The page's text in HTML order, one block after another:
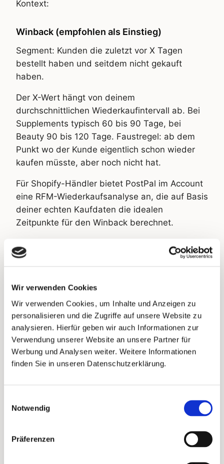
Wir verwenden Cookies
Wir verwenden Cookies, um Inhalte und Anzeigen zu
personalisieren und die Zugriffe auf unsere Website zu
analysieren. Hierfür geben wir auch Informationen zur
Verwendung unserer Website an unsere Partner für
Werbung und Analysen weiter. Weitere Informationen
finden Sie in unseren Datenschutzerklärung.
Notwendig
Präferenzen
Kontext:
Winback (empfohlen als Einstieg)
Segment: Kunden die zuletzt vor X Tagen
bestellt haben und seitdem nicht gekauft
haben.
Der X-Wert hängt von deinem
durchschnittlichen Wiederkaufintervall ab. Bei
Supplements typisch 60 bis 90 Tage, bei
Beauty 90 bis 120 Tage. Faustregel: ab dem
Punkt wo der Kunde eigentlich schon wieder
kaufen müsste, aber noch nicht hat.
Für Shopify-Händler bietet PostPal im Account
eine RFM-Wiederkaufsanalyse an, die auf Basis
deiner echten Kaufdaten die idealen
Zeitpunkte für den Winback berechnet.
Zweitkäufer-Push (2nd Order Push)
Erstbestellung ohne Zweitkauf.
Der Moment wo der erste Eindruck noch frisch
ist, aber der natürliche Wiederkaufimpuls noch
nicht eingetreten ist. Ideal für
Produktempfehlungen basierend auf dem
Erstkauf.
Segment: High-CLV-Kunden kurz nach dem x-
ten Kauf.
Eine der wirkungsvollsten Automationen, die
am häufigsten übersehen wird. Wertschätzung